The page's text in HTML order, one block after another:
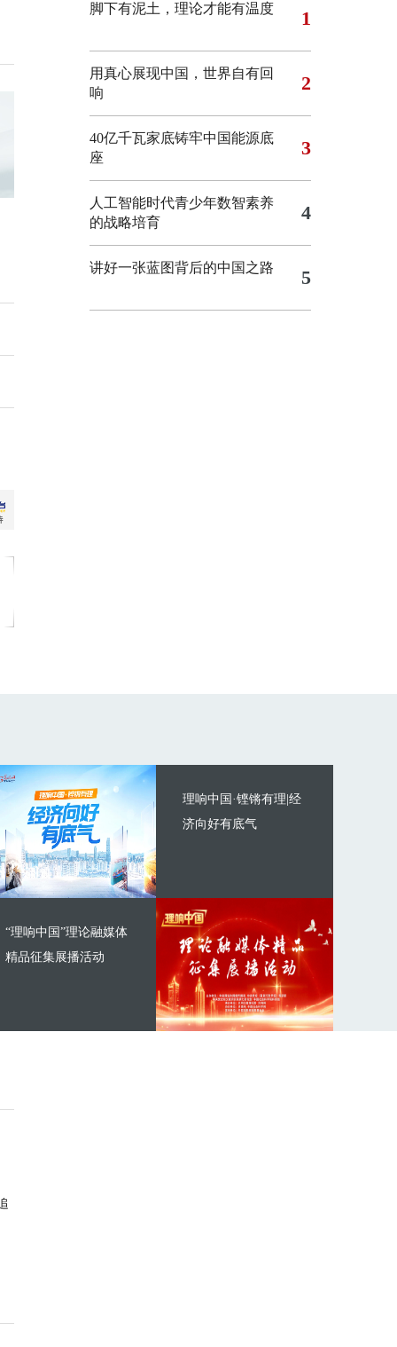
脚下有泥土，理论才能有温度 1
用真心展现中国，世界自有回
响
2
40亿千瓦家底铸牢中国能源底
座
3
人工智能时代青少年数智素养
的战略培育
4
讲好一张蓝图背后的中国之路 5
理响中国·铿锵有理|经
济向好有底气
“理响中国”理论融媒体
精品征集展播活动